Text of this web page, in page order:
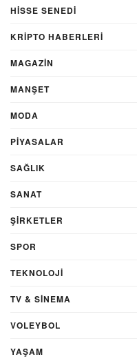
HİSSE SENEDİ
KRIPTO HABERLERI
MAGAZİN
MANŞET
MODA
PİYASALAR
SAĞLIK
SANAT
ŞIRKETLER
SPOR
TEKNOLOJİ
TV & SINEMA
VOLEYBOL
YAŞAM